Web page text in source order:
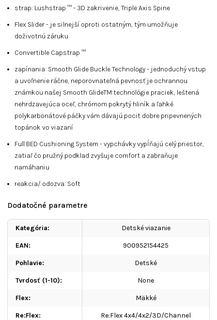
strap: Lushstrap ™ - 3D zakrivenie, Triple Axis Spine
Flex Slider - je silnejší oproti ostatným, tým umožňuje
doživotnú záruku
Convertible Capstrap ™
zapínania: Smooth Glide Buckle Technology - jednoduchý vstup
a uvoľnenie ráčne, neporovnateľná pevnosť je ochrannou
známkou našej Smooth GlideTM technológie praciek, leštená
nehrdzavejúca oceľ, chrómom pokrytý hliník a ľahké
polykarbonátové páčky vám dávajú pocit dobre pripevnených
topánok vo viazaní
Full BED Cushioning System - vypchávky vypĺňajú celý priestor,
zatiaľ čo pružný podklad zvyšuje comfort a zabraňuje
namáhaniu
reakcia/ odozva: Soft
Dodatočné parametre
Kategória: Detské viazanie
EAN: 900952154425
Pohlavie: Detské
Tvrdosť (1-10): None
Flex: Mäkké
Re:Flex: Re:Flex 4x4/4x2/3D/Channel